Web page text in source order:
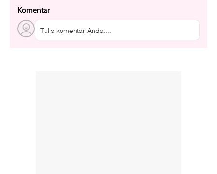
Komentar
Tulis komentar Anda....